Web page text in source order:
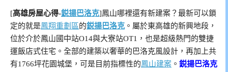
[高雄房屋心得-鋭揚巴洛克]鳳山哪裡還有新建案？最新可以鎖
定的就是鳳翔重劃區的鋭揚巴洛克 。屬於東高雄的新興地段，
位於介於鳳山國中站O14與大寮站OT1，也是超級熱門的雙捷
運飯店式住宅。全部的建築以奢華的巴洛克風設計，再加上共
有1766坪花園城堡，可是目前指標性的鳳山建案 。 鋭揚巴洛克